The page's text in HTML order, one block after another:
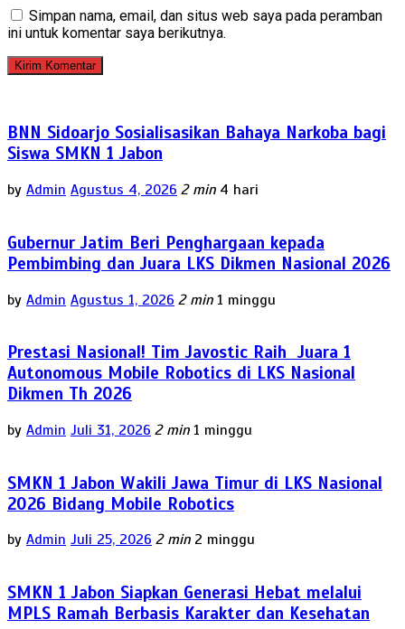
Simpan nama, email, dan situs web saya pada peramban
ini untuk komentar saya berikutnya.
BNN Sidoarjo Sosialisasikan Bahaya Narkoba bagi
Siswa SMKN 1 Jabon
by Admin Agustus 4, 2026 2 min 4 hari
Gubernur Jatim Beri Penghargaan kepada
Pembimbing dan Juara LKS Dikmen Nasional 2026
by Admin Agustus 1, 2026 2 min 1 minggu
Prestasi Nasional! Tim Javostic Raih Juara 1
Autonomous Mobile Robotics di LKS Nasional
Dikmen Th 2026
by Admin Juli 31, 2026 2 min 1 minggu
SMKN 1 Jabon Wakili Jawa Timur di LKS Nasional
2026 Bidang Mobile Robotics
by Admin Juli 25, 2026 2 min 2 minggu
SMKN 1 Jabon Siapkan Generasi Hebat melalui
MPLS Ramah Berbasis Karakter dan Kesehatan